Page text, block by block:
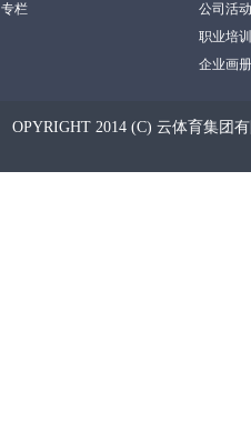
专栏
公司活动
职业培训
企业画册
OPYRIGHT 2014 (C) 云体育集团